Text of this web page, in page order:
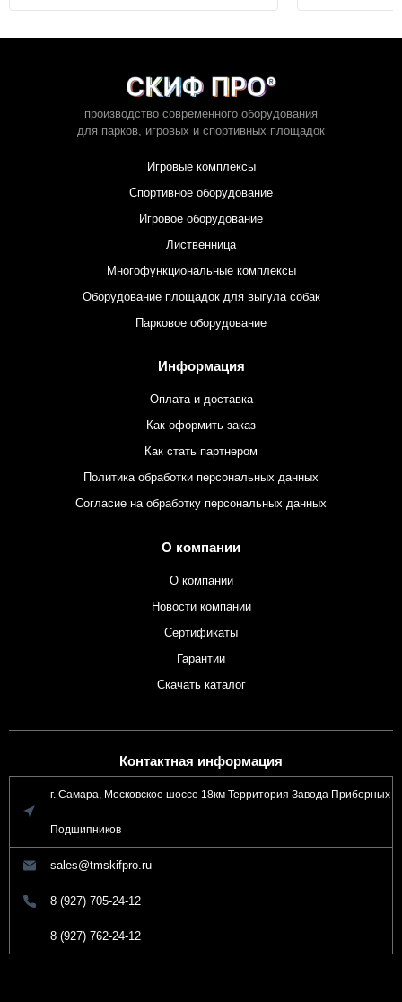
производство современного оборудования
для парков, игровых и спортивных площадок
Игровые комплексы
Спортивное оборудование
Игровое оборудование
Лиственница
Многофункциональные комплексы
Оборудование площадок для выгула собак
Парковое оборудование
Информация
Оплата и доставка
Как оформить заказ
Как стать партнером
Политика обработки персональных данных
Согласие на обработку персональных данных
О компании
О компании
Новости компании
Сертификаты
Гарантии
Скачать каталог
Контактная информация
г. Самара, Московское шоссе 18км Территория Завода Приборных
Подшипников
sales@tmskifpro.ru
8 (927) 705-24-12
8 (927) 762-24-12